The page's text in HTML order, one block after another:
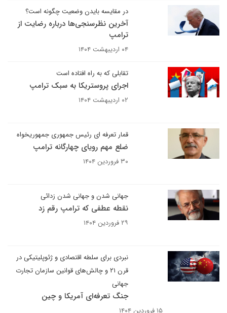
در مقایسه بایدن وضعیت چگونه است؟
آخرین نظرسنجی‌ها درباره رضایت از
ترامپ
۰۴ اردیبهشت ۱۴۰۴
تقابلی که به راه افتاده است
اجرای پروستریکا به سبک ترامپ
۰۲ اردیبهشت ۱۴۰۴
قمار تعرفه ای رئیس جمهوری جمهوریخواه
ضلع مهم رویای چهارگانه ترامپ
۳۰ فروردین ۱۴۰۴
جهانی شدن و جهانی شدن زدائی
نقطه عطفی که ترامپ رقم زد
۲۹ فروردین ۱۴۰۴
نبردی برای سلطه اقتصادی و ژئوپلیتیکی در
قرن ۲۱ و چالش‌های قوانین سازمان تجارت
جهانی
جنگ تعرفه‌ای آمریکا و چین
۱۵ فروردین ۱۴۰۴